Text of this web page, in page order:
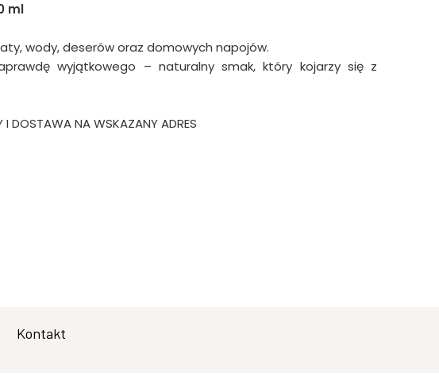
ml
wody, deserów oraz domowych napojów.
wyjątkowego – naturalny smak, który kojarzy się z
DOSTAWA NA WSKAZANY ADRES
Kontakt